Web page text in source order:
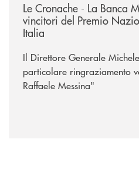
Le Cronache - La Banca
vincitori del Premio
Italia
Il Direttore Generale
particolare ringraziamento
Raffaele Messina"